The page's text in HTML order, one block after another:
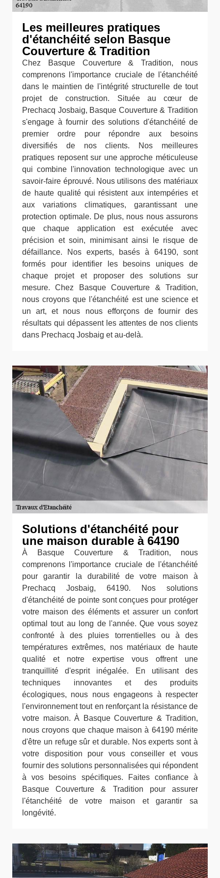
Les meilleures pratiques
d'étanchéité selon Basque
Couverture & Tradition
Chez Basque Couverture & Tradition, nous
comprenons l'importance cruciale de l'étanchéité
dans le maintien de l'intégrité structurelle de tout
projet de construction. Située au cœur de
Prechacq Josbaig, Basque Couverture & Tradition
s'engage à fournir des solutions d'étanchéité de
premier ordre pour répondre aux besoins
diversifiés de nos clients. Nos meilleures
pratiques reposent sur une approche méticuleuse
qui combine l'innovation technologique avec un
savoir-faire éprouvé. Nous utilisons des matériaux
de haute qualité qui résistent aux intempéries et
aux variations climatiques, garantissant une
protection optimale. De plus, nous nous assurons
que chaque application est exécutée avec
précision et soin, minimisant ainsi le risque de
défaillance. Nos experts, basés à 64190, sont
formés pour identifier les besoins uniques de
chaque projet et proposer des solutions sur
mesure. Chez Basque Couverture & Tradition,
nous croyons que l'étanchéité est une science et
un art, et nous nous efforçons de fournir des
résultats qui dépassent les attentes de nos clients
dans Prechacq Josbaig et au-delà.
Solutions d'étanchéité pour
une maison durable à 64190
À Basque Couverture & Tradition, nous
comprenons l'importance cruciale de l'étanchéité
pour garantir la durabilité de votre maison à
Prechacq Josbaig, 64190. Nos solutions
d'étanchéité de pointe sont conçues pour protéger
votre maison des éléments et assurer un confort
optimal tout au long de l'année. Que vous soyez
confronté à des pluies torrentielles ou à des
températures extrêmes, nos matériaux de haute
qualité et notre expertise vous offrent une
tranquillité d'esprit inégalée. En utilisant des
techniques innovantes et des produits
écologiques, nous nous engageons à respecter
l'environnement tout en renforçant la résistance de
votre maison. À Basque Couverture & Tradition,
nous croyons que chaque maison à 64190 mérite
d'être un refuge sûr et durable. Nos experts sont à
votre disposition pour vous conseiller et vous
fournir des solutions personnalisées qui répondent
à vos besoins spécifiques. Faites confiance à
Basque Couverture & Tradition pour assurer
l'étanchéité de votre maison et garantir sa
longévité.